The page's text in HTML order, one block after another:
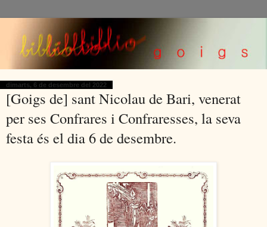
dimarts, 6 de desembre del 2022
[Goigs de] sant Nicolau de Bari, venerat
per ses Confrares i Confraresses, la seva
festa és el dia 6 de desembre.